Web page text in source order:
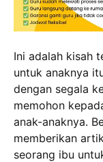
Ini adalah kisah
untuk anaknya
dengan segala
memohon
anak-anaknya.
memberikan
seorang ibu